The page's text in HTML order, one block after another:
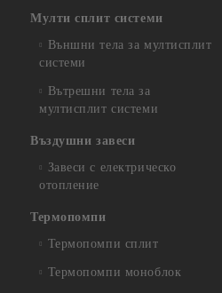
Мулти сплит системи
Външни тела за мултисплит
системи
Вътрешни тела за
мултисплит системи
Въздушни завеси
Завеси с електрическо
отопление
Термопомпи
Термопомпи сплит
Термопомпи моноблок